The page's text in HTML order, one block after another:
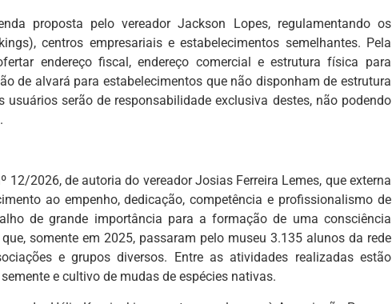
proposta pelo vereador Jackson Lopes, regulamentando os
centros empresariais e estabelecimentos semelhantes. Pela
endereço fiscal, endereço comercial e estrutura física para
de alvará para estabelecimentos que não disponham de estrutura
serão de responsabilidade exclusiva destes, não podendo
12/2026, de autoria do vereador Josias Ferreira Lemes, que externa
ao empenho, dedicação, competência e profissionalismo de
de grande importância para a formação de uma consciência
somente em 2025, passaram pelo museu 3.135 alunos da rede
e grupos diversos. Entre as atividades realizadas estão
e cultivo de mudas de espécies nativas.